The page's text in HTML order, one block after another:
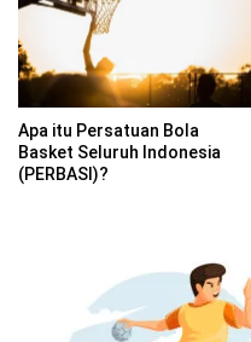
Apa itu Persatuan Bola
Basket Seluruh Indonesia
(PERBASI)?